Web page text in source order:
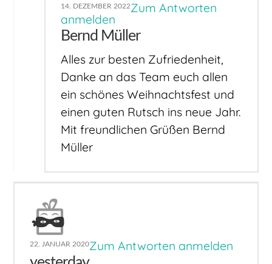
14. DEZEMBER 2022Zum Antworten
anmelden
Bernd Müller
Alles zur besten Zufriedenheit,
Danke an das Team euch allen
ein schönes Weihnachtsfest und
einen guten Rutsch ins neue Jahr.
Mit freundlichen Grüßen Bernd
Müller
22. JANUAR 2020Zum Antworten anmelden